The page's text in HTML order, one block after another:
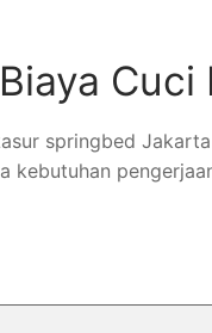
springbed
kebutuhan